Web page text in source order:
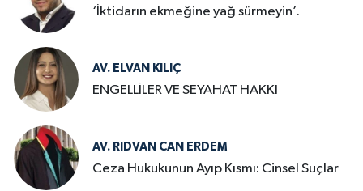
‘İktidarın ekmeğine yağ sürmeyin’.
AV. ELVAN KILIÇ
ENGELLİLER VE SEYAHAT HAKKI
AV. RIDVAN CAN ERDEM
Ceza Hukukunun Ayıp Kısmı: Cinsel Suçlar